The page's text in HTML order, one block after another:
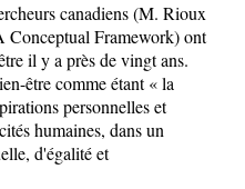
canadiens (M. Rioux
Framework) ont
il y a près de vingt ans.
être comme étant « la
personnelles et
humaines, dans un
d'égalité et